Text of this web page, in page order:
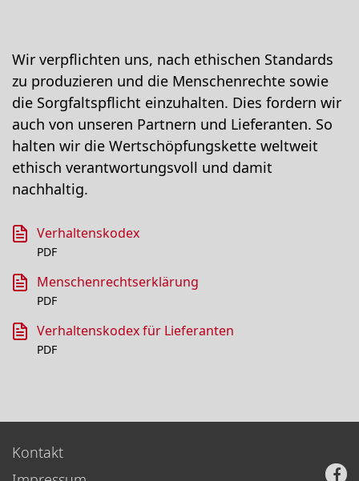
Wir verpflichten uns, nach ethischen Standards
zu produzieren und die Menschenrechte sowie
die Sorgfaltspflicht einzuhalten. Dies fordern wir
auch von unseren Partnern und Lieferanten. So
halten wir die Wertschöpfungskette weltweit
ethisch verantwortungsvoll und damit
nachhaltig.
Verhaltenskodex
PDF
Menschenrechtserklärung
PDF
Verhaltenskodex für Lieferanten
PDF
Kontakt